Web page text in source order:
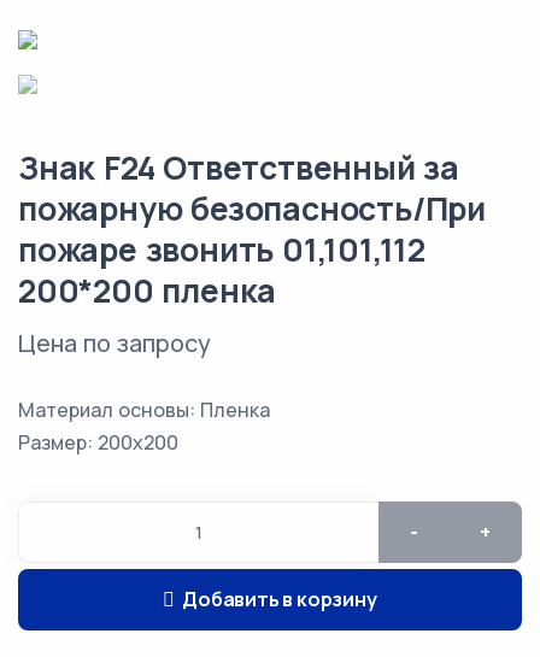
Знак F24 Ответственный за
пожарную безопасность/При
пожаре звонить 01,101,112
200*200 пленка
Цена по запросу
Материал основы: Пленка
Размер: 200х200
- +
Добавить в корзину